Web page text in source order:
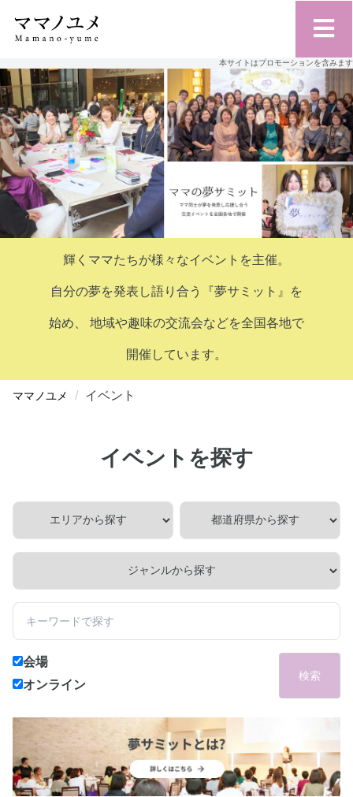
本サイトはプロモーションを含みます
輝くママたちが様々なイベントを主催。
自分の夢を発表し語り合う『夢サミット』を
始め、 地域や趣味の交流会などを全国各地で
開催しています。
ママノユメ イベント
イベントを探す
会場
オンライン
検索